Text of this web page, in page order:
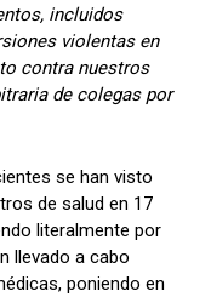
incluidos
violentas en
contra nuestros
de colegas por
se han visto
de salud en 17
literalmente por
llevado a cabo
poniendo en